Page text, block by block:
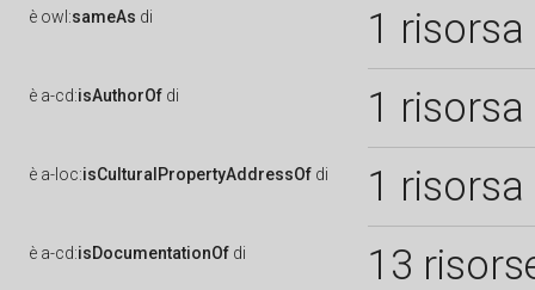
è owl:sameAs di 1 risorsa
è a-cd:isAuthorOf di 1 risorsa
è a-loc:isCulturalPropertyAddressOf di 1 risorsa
è a-cd:isDocumentationOf di 13